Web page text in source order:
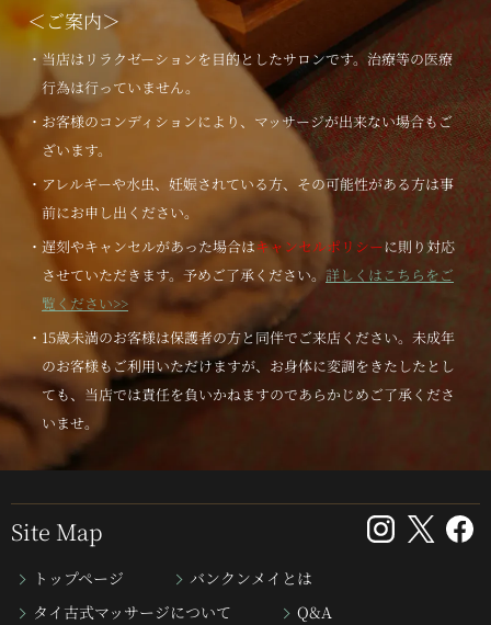
＜ご案内＞
・当店はリラクゼーションを目的としたサロンです。治療等の医療
行為は行っていません。
・お客様のコンディションにより、マッサージが出来ない場合もご
ざいます。
・アレルギーや水虫、妊娠されている方、その可能性がある方は事
前にお申し出ください。
・遅刻やキャンセルがあった場合はキャンセルポリシーに則り対応
させていただきます。予めご了承ください。 詳しくはこちらをご
覧ください>>
・15歳未満のお客様は保護者の方と同伴でご来店ください。未成年
のお客様もご利用いただけますが、お身体に変調をきたしたとし
ても、当店では責任を負いかねますのであらかじめご了承くださ
いませ。
Site Map
トップページ
バンクンメイとは
タイ古式マッサージについて
Q&A